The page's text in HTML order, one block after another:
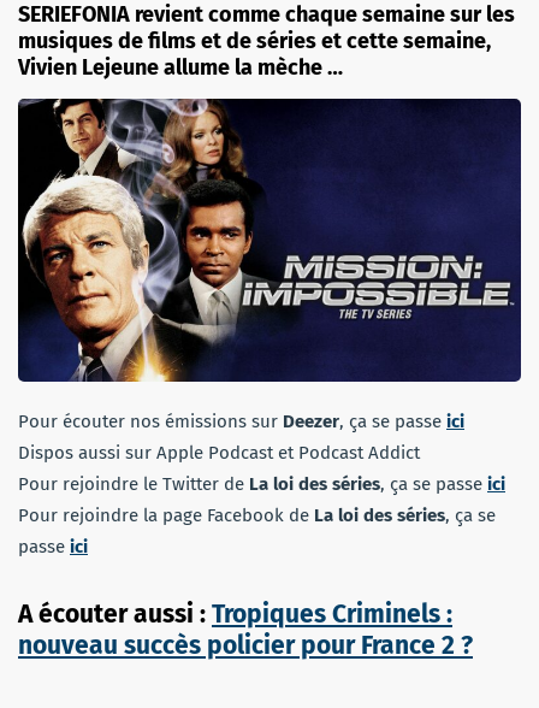
SERIEFONIA revient comme chaque semaine sur les
musiques de films et de séries et cette semaine,
Vivien Lejeune allume la mèche …
Pour écouter nos émissions sur Deezer, ça se passe ici
Dispos aussi sur Apple Podcast et Podcast Addict
Pour rejoindre le Twitter de La loi des séries, ça se passe ici
Pour rejoindre la page Facebook de La loi des séries, ça se
passe ici
A écouter aussi :Tropiques Criminels :
nouveau succès policier pour France 2 ?